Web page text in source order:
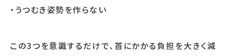
・うつむき姿勢を作らない
この3つを意識するだけで、首にかかる負担を大きく減